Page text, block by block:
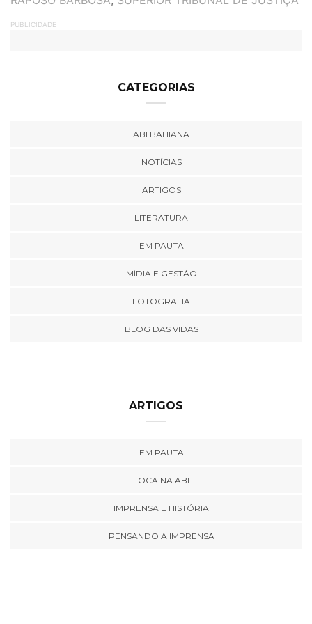
PUBLICIDADE
CATEGORIAS
ABI BAHIANA
NOTÍCIAS
ARTIGOS
LITERATURA
EM PAUTA
MÍDIA E GESTÃO
FOTOGRAFIA
BLOG DAS VIDAS
ARTIGOS
EM PAUTA
FOCA NA ABI
IMPRENSA E HISTÓRIA
PENSANDO A IMPRENSA